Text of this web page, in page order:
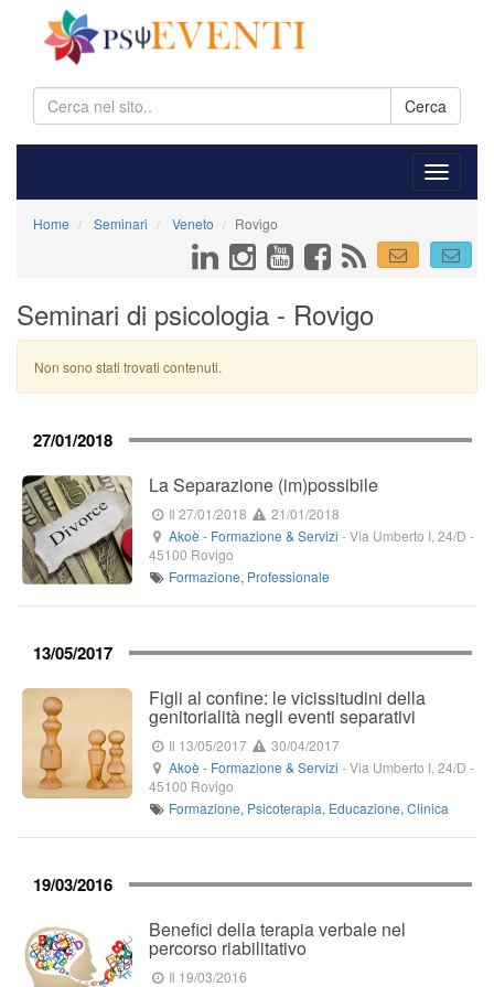
Cerca
Home Seminari Veneto Rovigo
Seminari di psicologia - Rovigo
Non sono stati trovati contenuti.
27/01/2018
La Separazione (im)possibile
Il 27/01/2018
21/01/2018
Akoè - Formazione & Servizi -Via Umberto I, 24/D -
45100 Rovigo
Formazione, Professionale
13/05/2017
Figli al confine: le vicissitudini della
genitorialità negli eventi separativi
Il 13/05/2017
30/04/2017
Akoè - Formazione & Servizi -Via Umberto I, 24/D -
45100 Rovigo
Formazione, Psicoterapia, Educazione,Clinica
19/03/2016
Benefici della terapia verbale nel
percorso riabilitativo
Il 19/03/2016